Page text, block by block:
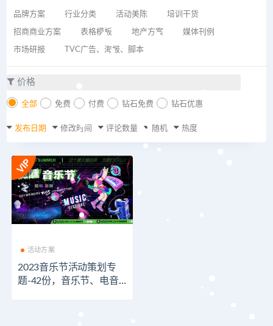
品牌方案 行业分类 活动美陈 培训干货
招商商业方案 表格模板 地产方案 媒体刊例
市场研报 TVC广告、海报、脚本
价格
全部 免费 付费 钻石免费 钻石优惠
发布日期 修改时间 评论数量 随机 热度
活动方案
2023音乐节活动策划专
题-42份，音乐节、电音